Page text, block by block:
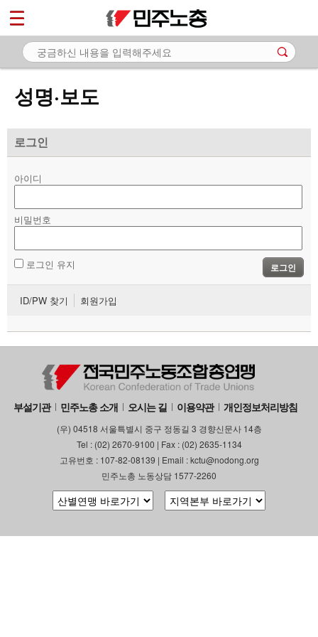
성명·보도
로그인
아이디
비밀번호
로그인 유지 로그인
ID/PW 찾기 회원가입
부설기관 민주노총 소개 오시는 길 이용약관 개인정보처리방침
(우) 04518 서울특별시 중구 정동길 3 경향신문사 14층
Tel : (02) 2670-9100 | Fax : (02) 2635-1134
고유번호 : 107-82-08139 | Email : kctu@nodong.org
민주노총 노동상담 1577-2260
마이페이지
소개
- 공지사항
- 성명·보도
자료
부설기관
업무